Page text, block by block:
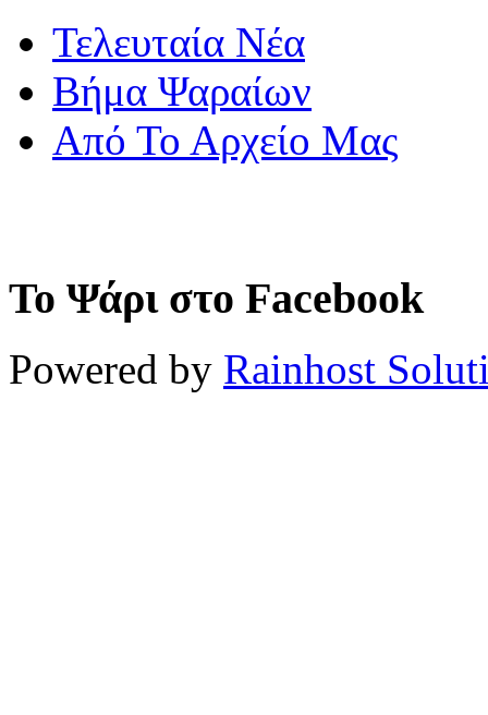
Τελευταία Νέα
Βήμα Ψαραίων
Από Το Αρχείο Μας
Το Ψάρι στο Facebook
Powered by Rainhost